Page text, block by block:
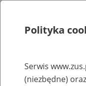
Rejestry, ewidencje i archiwa
Polityka
Serwis
(niezbędne)